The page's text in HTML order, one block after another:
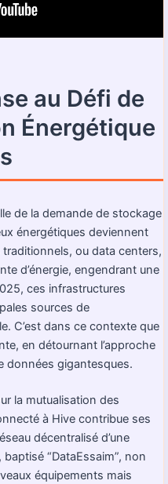
au Défi de
Énergétique
de la demande de stockage
énergétiques deviennent
ou data centers,
d’énergie, engendrant une
ces infrastructures
sources de
C’est dans ce contexte que
en détournant l’approche
données gigantesques.
la mutualisation des
à Hive contribue ses
décentralisé d’une
“DataEssaim”, non
équipements mais